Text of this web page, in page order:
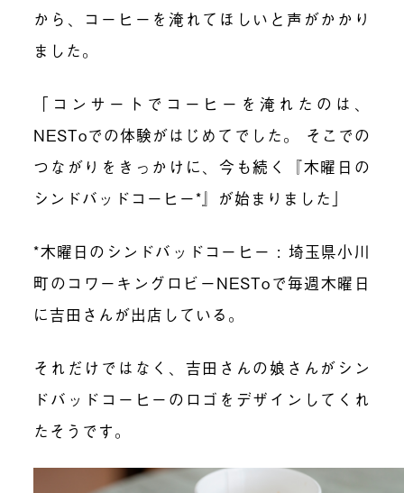
から、コーヒーを淹れてほしいと声がかかり
ました。
「コンサートでコーヒーを淹れたのは、
NESToでの体験がはじめてでした。 そこでの
つながりをきっかけに、今も続く『木曜日の
シンドバッドコーヒー*』が始まりました」
*木曜日のシンドバッドコーヒー : 埼玉県小川
町のコワーキングロビーNESToで毎週木曜日
に吉田さんが出店している。
それだけではなく、吉田さんの娘さんがシン
ドバッドコーヒーのロゴをデザインしてくれ
たそうです。